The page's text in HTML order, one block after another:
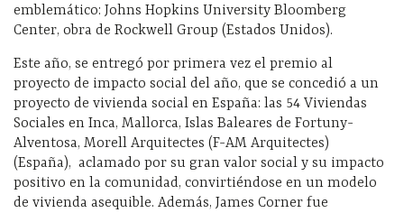
emblemático: Johns Hopkins University Bloomberg
Center, obra de Rockwell Group (Estados Unidos).
Este año, se entregó por primera vez el premio al
proyecto de impacto social del año, que se concedió a un
proyecto de vivienda social en España: las 54 Viviendas
Sociales en Inca, Mallorca, Islas Baleares de Fortuny-
Alventosa, Morell Arquitectes (F-AM Arquitectes)
(España), aclamado por su gran valor social y su impacto
positivo en la comunidad, convirtiéndose en un modelo
de vivienda asequible. Además, James Corner fue